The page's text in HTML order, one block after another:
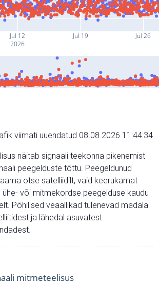
Jul 12
2026
Jul 19 Jul 26
viimati uuendatud 08.08.2026 11:44:34
näitab signaali teekonna pikenemist
peegelduste tõttu. Peegeldunud
otse satelliidilt, vaid keerukamat
või mitmekordse peegelduse kaudu
Põhilised veaallikad tulenevad madala
ja lähedal asuvatest
mitmeteelisus